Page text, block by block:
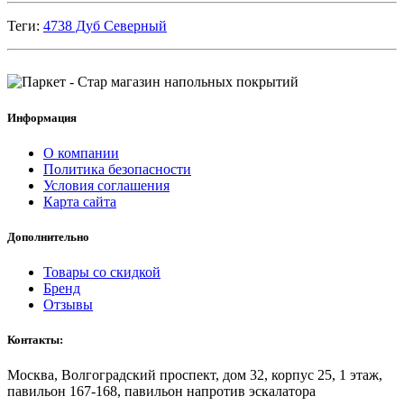
Теги: 4738 Дуб Северный
Информация
О компании
Политика безопасности
Условия соглашения
Карта сайта
Дополнительно
Товары со скидкой
Бренд
Отзывы
Контакты:
Москва, Волгоградский проспект, дом 32, корпус 25, 1 этаж,
павильон 167-168, павильон напротив эскалатора